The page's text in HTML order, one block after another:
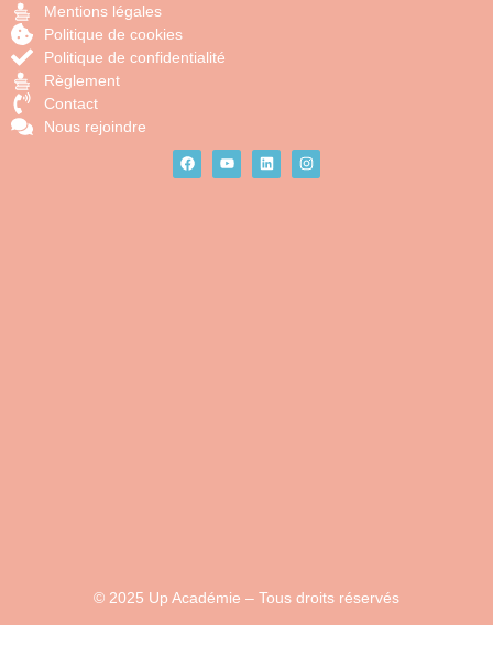
Mentions légales
Politique de cookies
Politique de confidentialité
Règlement
Contact
Nous rejoindre
© 2025 Up Académie – Tous droits réservés